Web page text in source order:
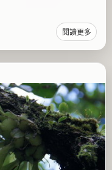
閱讀更多